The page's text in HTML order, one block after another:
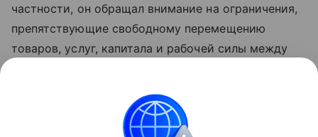
частности, он обращал внимание на ограничения,
препятствующие свободному перемещению
товаров, услуг, капитала и рабочей силы между
для бизнеса и эффективность интеграции.